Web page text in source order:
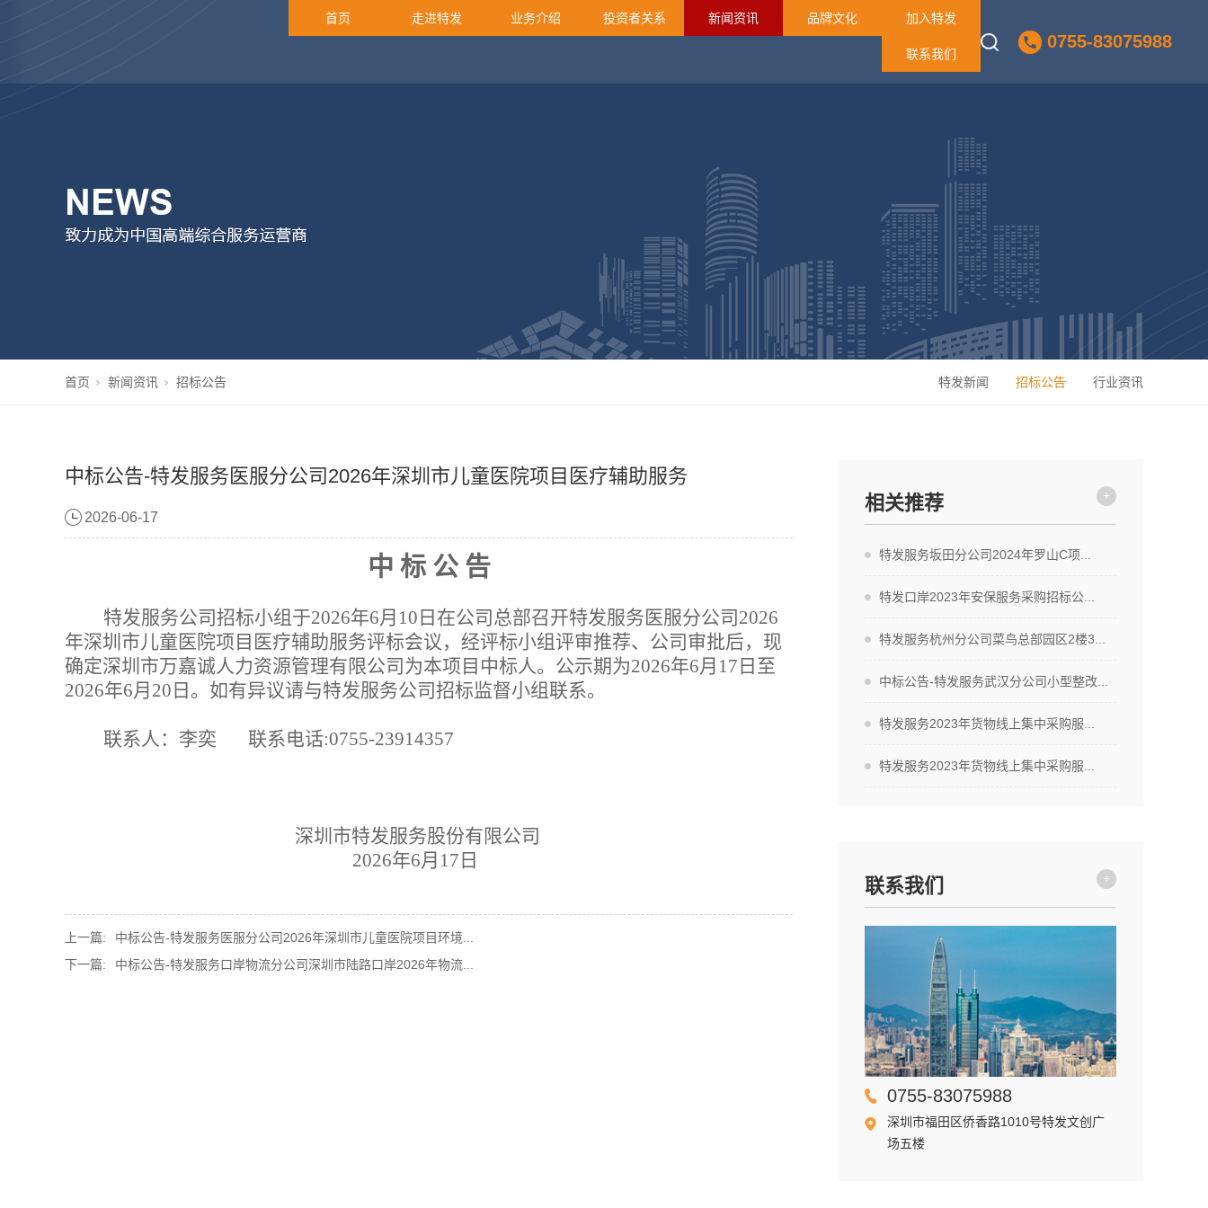
0755-83075988
首页 走进特发 业务介绍 投资者关系 新闻资讯 品牌文化 加入特发
联系我们
首页 新闻资讯 招标公告 特发新闻 招标公告 行业资讯
中标公告-特发服务医服分公司2026年深圳市儿童医院项目医疗辅助服务
2026-06-17
中 标 公 告
特发服务公司招标小组于2026年6月 10 日在公司总部召开特发服务医服分公司 2026
年深圳市儿童医院项目医疗辅助服务评标会议，经评标小组评审推荐、公司审批后，现
确定深圳市万嘉诚人力资源管理有限公司为本项目中标人。公示期为2026年6月 17日 至
2026年6月 20 日。如有异议请与特发服务公司招标监督小组联系。
联系人： 李奕 联系电话:0755-23914357
深圳市特发服务股份有限公司
2026年6月 17 日
上一篇:
中标公告-特发服务医服分公司2026年深圳市儿童医院项目环境...
下一篇:
中标公告-特发服务口岸物流分公司深圳市陆路口岸2026年物流...
相关推荐 +
特发服务坂田分公司2024年罗山C项...
特发口岸2023年安保服务采购招标公...
特发服务杭州分公司菜鸟总部园区2楼3...
中标公告-特发服务武汉分公司小型整改...
特发服务2023年货物线上集中采购服...
特发服务2023年货物线上集中采购服...
联系我们 +
0755-83075988
深圳市福田区侨香路1010号特发文创广
场五楼